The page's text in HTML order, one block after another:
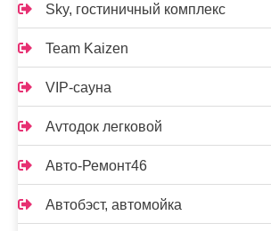
Sky, гостиничный комплекс
Team Kaizen
VIP-сауна
Аvтодок легковой
Авто-Ремонт46
Автобэст, автомойка